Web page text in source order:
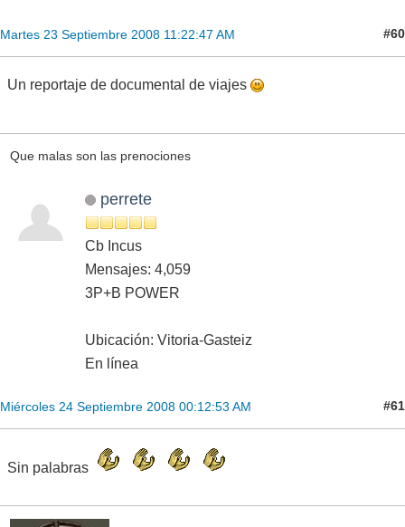
Martes 23 Septiembre 2008 11:22:47 AM #60
Un reportaje de documental de viajes
Que malas son las prenociones
perrete
Cb Incus
Mensajes: 4,059
3P+B POWER
Ubicación: Vitoria-Gasteiz
En línea
Miércoles 24 Septiembre 2008 00:12:53 AM #61
Sin palabras